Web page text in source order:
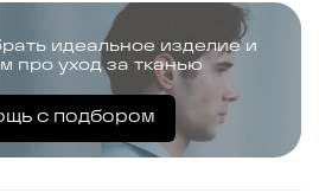
идеальное изделие и
про уход за тканью
с подбором